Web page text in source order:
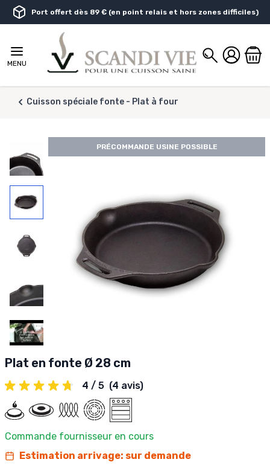
Aller au contenu
Port offert dès 89 € (en point relais et hors zones difficiles)
MENU
Chercher
Cuisson spéciale fonte - Plat à four
PRÉCOMMANDE USINE POSSIBLE
Plat en fonte Ø 28 cm
4 / 5 (4 avis)
Commande fournisseur en cours
Estimation arrivage: sur demande